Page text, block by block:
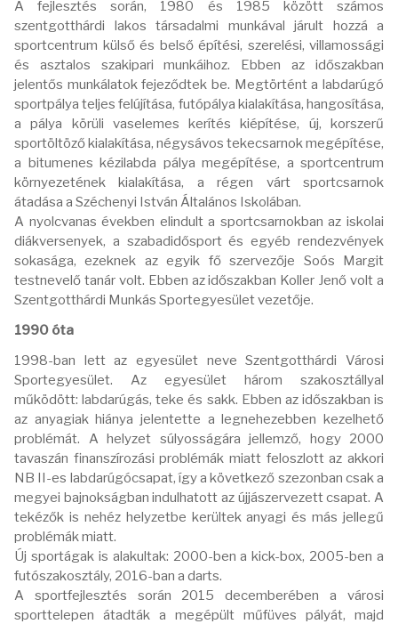
A fejlesztés során, 1980 és 1985 között számos
szentgotthárdi lakos társadalmi munkával járult hozzá a
sportcentrum külső és belső építési, szerelési, villamossági
és asztalos szakipari munkáihoz. Ebben az időszakban
jelentős munkálatok fejeződtek be. Megtörtént a labdarúgó
sportpálya teljes felújítása, futópálya kialakítása, hangosítása,
a pálya körüli vaselemes kerítés kiépítése, új, korszerű
sportöltöző kialakítása, négysávos tekecsarnok megépítése,
a bitumenes kézilabda pálya megépítése, a sportcentrum
környezetének kialakítása, a régen várt sportcsarnok
átadása a Széchenyi István Általános Iskolában.
A nyolcvanas években elindult a sportcsarnokban az iskolai
diákversenyek, a szabadidősport és egyéb rendezvények
sokasága, ezeknek az egyik fő szervezője Soós Margit
testnevelő tanár volt. Ebben az időszakban Koller Jenő volt a
Szentgotthárdi Munkás Sportegyesület vezetője.
1990 óta
1998-ban lett az egyesület neve Szentgotthárdi Városi
Sportegyesület. Az egyesület három szakosztállyal
működött: labdarúgás, teke és sakk. Ebben az időszakban is
az anyagiak hiánya jelentette a legnehezebben kezelhető
problémát. A helyzet súlyosságára jellemző, hogy 2000
tavaszán finanszírozási problémák miatt feloszlott az akkori
NB II-es labdarúgócsapat, így a következő szezonban csak a
megyei bajnokságban indulhatott az újjászervezett csapat. A
tekézők is nehéz helyzetbe kerültek anyagi és más jellegű
problémák miatt.
Új sportágak is alakultak: 2000-ben a kick-box, 2005-ben a
futószakosztály, 2016-ban a darts.
A sportfejlesztés során 2015 decemberében a városi
sporttelepen átadták a megépült műfüves pályát, majd